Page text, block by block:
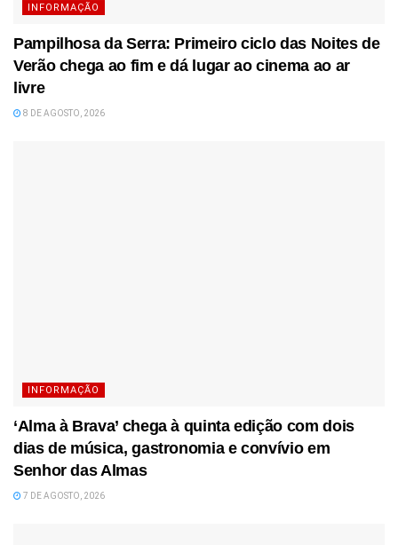
INFORMAÇÃO
Pampilhosa da Serra: Primeiro ciclo das Noites de
Verão chega ao fim e dá lugar ao cinema ao ar
livre
8 DE AGOSTO, 2026
INFORMAÇÃO
‘Alma à Brava’ chega à quinta edição com dois
dias de música, gastronomia e convívio em
Senhor das Almas
7 DE AGOSTO, 2026